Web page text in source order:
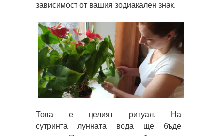
зависимост от вашия зодиакален знак.
Това е целият ритуал. На
сутринта лунната вода ще бъде